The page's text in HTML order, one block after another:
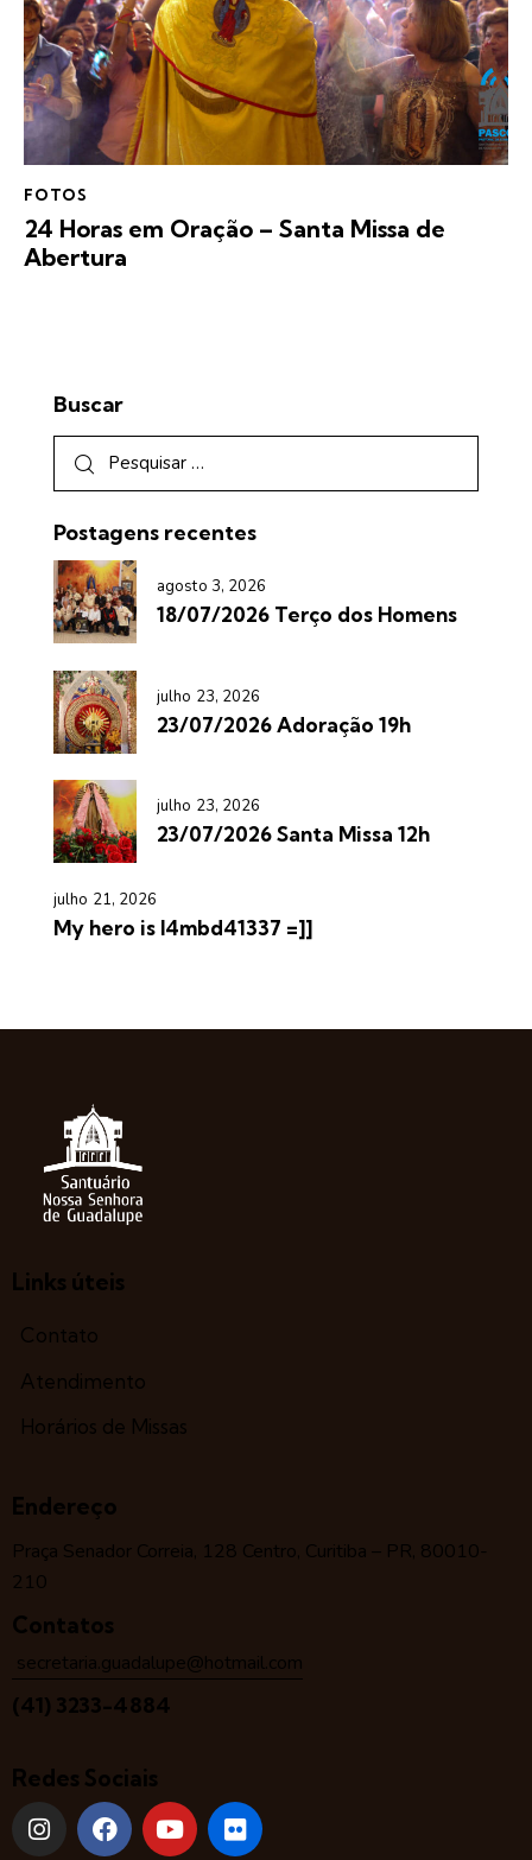
FOTOS
24 Horas em Oração – Santa Missa de
Abertura
Buscar
Postagens recentes
agosto 3, 2026
18/07/2026 Terço dos Homens
julho 23, 2026
23/07/2026 Adoração 19h
julho 23, 2026
23/07/2026 Santa Missa 12h
julho 21, 2026
My hero is l4mbd41337 =]]
Links úteis
Contato
Atendimento
Horários de Missas
Endereço
Praça Senador Correia, 128 Centro, Curitiba – PR, 80010-
210
Contatos
secretaria.guadalupe@hotmail.com
(41) 3233-4884
Redes Sociais